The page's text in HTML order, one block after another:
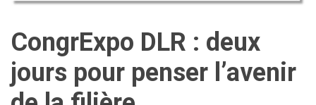
CongrExpo DLR : deux
jours pour penser l’avenir